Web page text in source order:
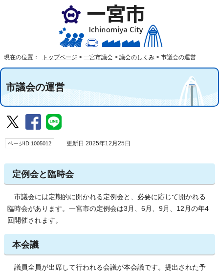
現在の位置： トップページ > 一宮市議会 > 議会のしくみ > 市議会の運営
市議会の運営
ページID 1005012 更新日 2025年12月25日
定例会と臨時会
市議会には定期的に開かれる定例会と、必要に応じて開かれる
臨時会があります。一宮市の定例会は3月、6月、9月、12月の年4
回開催されます。
本会議
議員全員が出席して行われる会議が本会議です。提出された予